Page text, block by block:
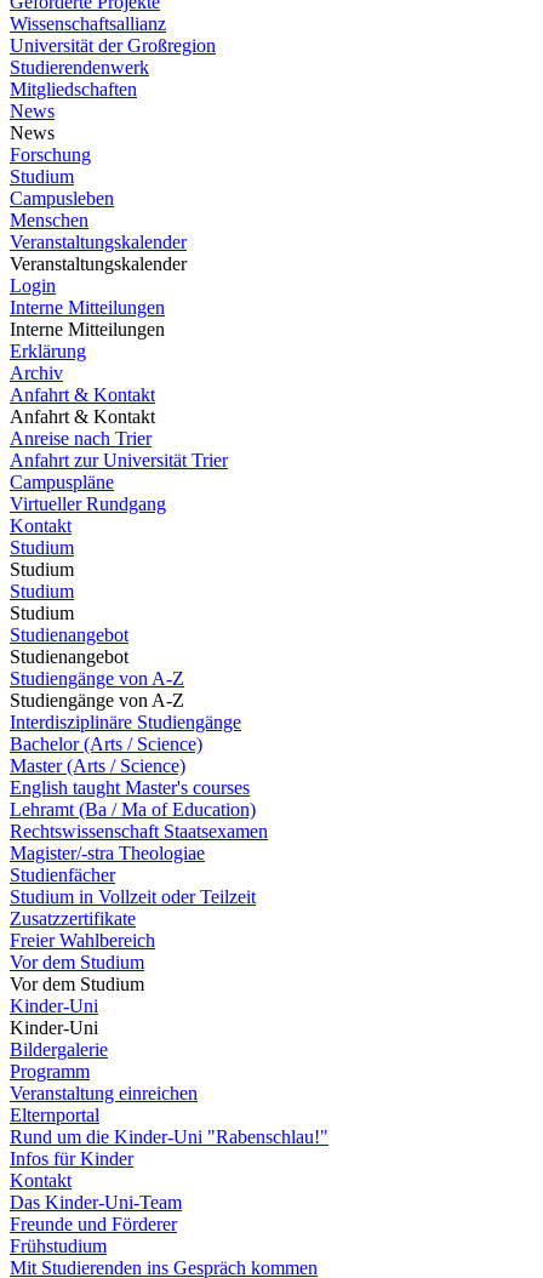
Wissenschaftsallianz
Universität der Großregion
Studierendenwerk
Mitgliedschaften
News
News
Forschung
Studium
Campusleben
Menschen
Veranstaltungskalender
Veranstaltungskalender
Login
Interne Mitteilungen
Interne Mitteilungen
Erklärung
Archiv
Anfahrt & Kontakt
Anfahrt & Kontakt
Anreise nach Trier
Anfahrt zur Universität Trier
Campuspläne
Virtueller Rundgang
Kontakt
Studium
Studium
Studium
Studium
Studienangebot
Studienangebot
Studiengänge von A-Z
Studiengänge von A-Z
Interdisziplinäre Studiengänge
Bachelor (Arts / Science)
Master (Arts / Science)
English taught Master's courses
Lehramt (Ba / Ma of Education)
Rechtswissenschaft Staatsexamen
Magister/-stra Theologiae
Studienfächer
Studium in Vollzeit oder Teilzeit
Zusatzzertifikate
Freier Wahlbereich
Vor dem Studium
Vor dem Studium
Kinder-Uni
Kinder-Uni
Bildergalerie
Programm
Veranstaltung einreichen
Elternportal
Rund um die Kinder-Uni "Rabenschlau!"
Infos für Kinder
Kontakt
Das Kinder-Uni-Team
Freunde und Förderer
Frühstudium
Mit Studierenden ins Gespräch kommen